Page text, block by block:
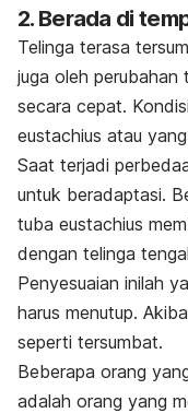
2. Berada di
Telinga terasa
juga oleh perubahan
secara cepat.
eustachius atau
Saat terjadi
untuk beradaptasi.
tuba eustachius
dengan telinga
Penyesuaian inilah
harus menutup.
seperti tersumbat.
Beberapa orang
adalah orang yang